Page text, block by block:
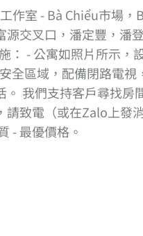
工作室 - Bà Chiểu市場
源交叉口，潘定豐，潘
： - 公寓如照片所示，
全區域，配備閉路電
。 我們支持客戶尋找
請致電（或在Zalo上發
- 最優價格。